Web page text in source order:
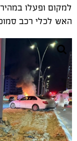
למקום ופעלו
האש לכלי רכב